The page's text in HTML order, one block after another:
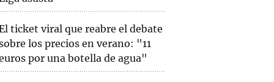
ticket viral que reabre el debate
los precios en verano: "11
por una botella de agua"